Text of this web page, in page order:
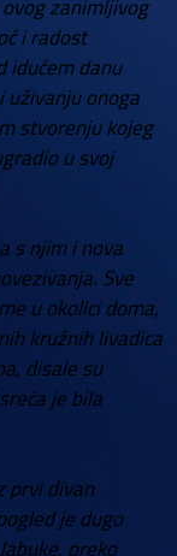
i radost
idućem danu
onoga
stvorenju kojeg
u svoj
s njim i nova
Sve
u okolici doma,
kružnih livadica
disale su
je bila
prvi divan
je dugo